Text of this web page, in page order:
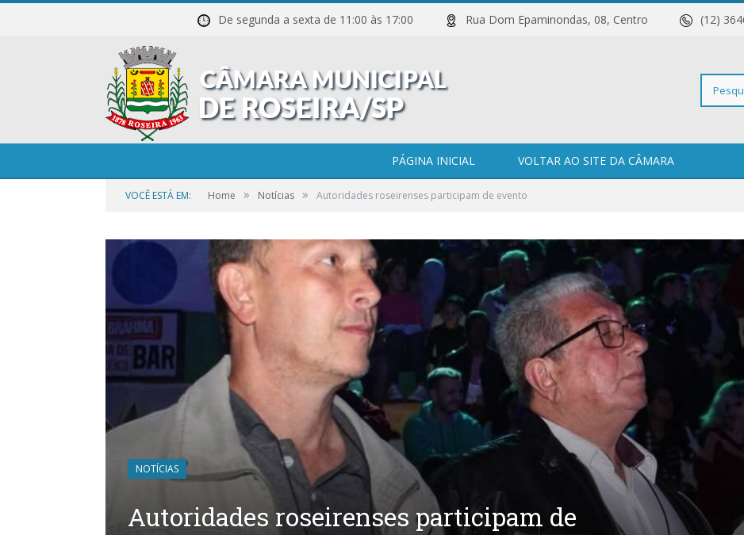
De segunda a sexta de 11:00 às 17:00 Rua Dom Epaminondas, 08, Centro (12)
PÁGINA INICIAL VOLTAR AO SITE DA CÂMARA
VOCÊ ESTÁ EM: Home » Notícias » Autoridades roseirenses participam de evento
NOTÍCIAS
Autoridades roseirenses participam de